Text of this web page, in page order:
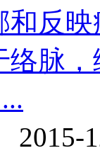
反
络脉
2015-